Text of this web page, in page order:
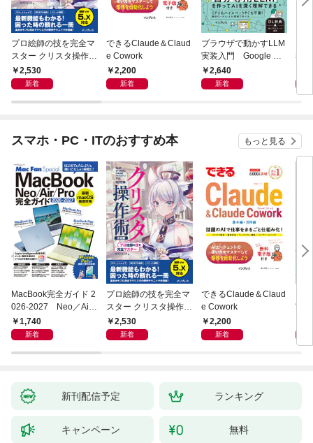
プロ絵師の技を完全マ
スター クリスタ操作術
決定版 改訂2版 CLIP S
TUDIO PAINT PRO/E
2,530
新着
できるClaude＆Claud
e Cowork
2,200
新着
ブラウザで動かすLLM
実装入門 Google Col
aboratoryで実践するL
LM・RAG・ファイン
2,640
新着
報
スマホ・PC・ITのおすすめ本 もっと見る
MacBook完全ガイド 2
026-2027 Neo／Air
／Pro対応
1,740
新着
プロ絵師の技を完全マ
スター クリスタ操作術
決定版 改訂2版 CLIP S
TUDIO PAINT PRO/E
2,530
新着
できるClaude＆Claud
e Cowork
2,200
新着
実
LM
チ
新刊配信予定 ランキング
キャンペーン 無料